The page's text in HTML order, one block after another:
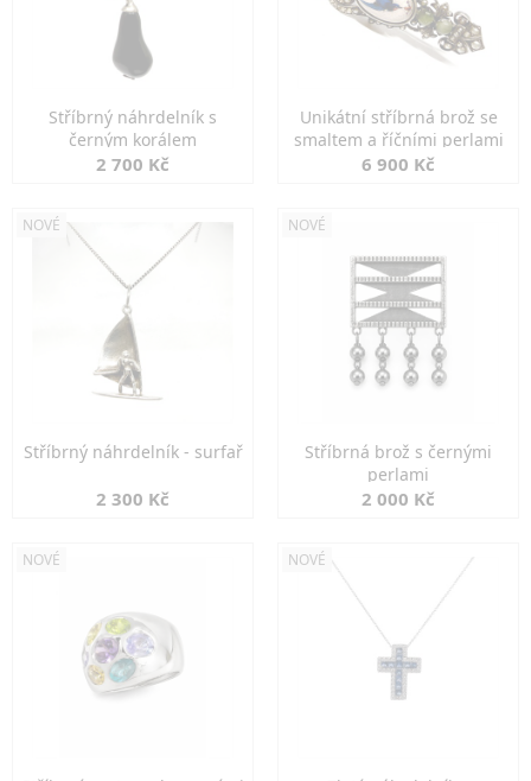
Stříbrný náhrdelník s
černým korálem
2 700 Kč
Unikátní stříbrná brož se
smaltem a říčními perlami
6 900 Kč
NOVÉ
Stříbrný náhrdelník - surfař
2 300 Kč
NOVÉ
Stříbrná brož s černými
perlami
2 000 Kč
NOVÉ NOVÉ